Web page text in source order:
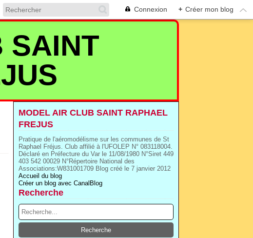
Connexion + Créer mon blog
SAINT
MODEL AIR CLUB SAINT RAPHAEL
FREJUS
Pratique de l'aéromodélisme sur les communes de St
Raphael Fréjus. Club affilié à l'UFOLEP N° 083118004.
Déclaré en Préfecture du Var le 11/08/1980 N°Siret 449
403 542 00029 N°Répertoire National des
Associations:W831001709 Blog créé le 7 janvier 2012
Accueil du blog
Créer un blog avec CanalBlog
Recherche